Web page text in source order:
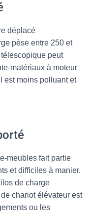
déplacé
pèse entre 250 et
peut
matériaux à moteur
est moins polluant et
meubles fait partie
et difficiles à manier.
de charge
chariot élévateur est
ou les